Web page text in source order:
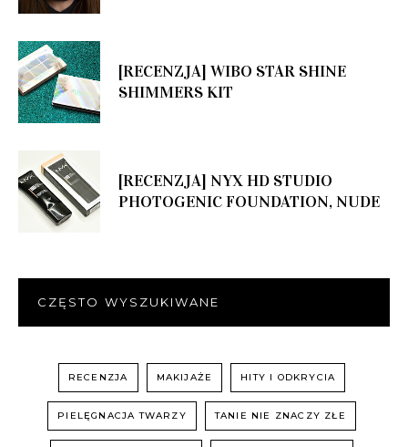
[RECENZJA] WIBO STAR SHINE
SHIMMERS KIT
[RECENZJA] NYX HD STUDIO
PHOTOGENIC FOUNDATION, NUDE
CZĘSTO WYSZUKIWANE
RECENZJA MAKIJAŻE HITY I ODKRYCIA
PIELĘGNACJA TWARZY TANIE NIE ZNACZY ZŁE